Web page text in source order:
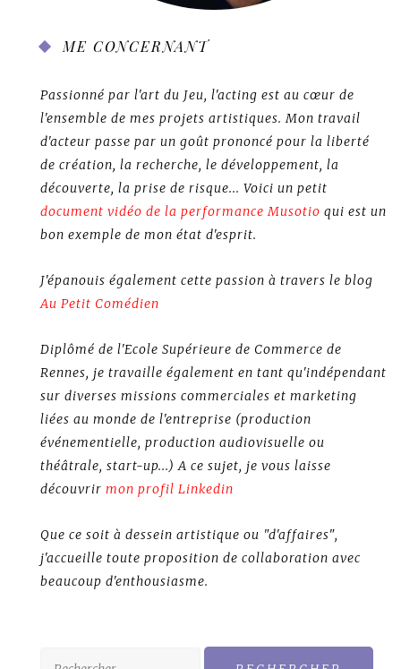
ME CONCERNANT
Passionné par l'art du Jeu, l'acting est au cœur de
l'ensemble de mes projets artistiques. Mon travail
d'acteur passe par un goût prononcé pour la liberté
de création, la recherche, le développement, la
découverte, la prise de risque... Voici un petit
document vidéo de la performance Musotio qui est un
bon exemple de mon état d'esprit.
J'épanouis également cette passion à travers le blog
Au Petit Comédien
Diplômé de l'Ecole Supérieure de Commerce de
Rennes, je travaille également en tant qu'indépendant
sur diverses missions commerciales et marketing
liées au monde de l'entreprise (production
événementielle, production audiovisuelle ou
théâtrale, start-up...) A ce sujet, je vous laisse
découvrir mon profil Linkedin
Que ce soit à dessein artistique ou "d'affaires",
j'accueille toute proposition de collaboration avec
beaucoup d'enthousiasme.